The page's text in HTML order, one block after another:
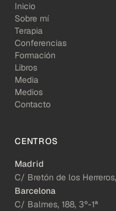
Inicio
Sobre mí
Terapia
Conferencias
Formación
Libros
Media
Medios
Contacto
CENTROS
Madrid
C/ Bretón de los
Barcelona
C/ Balmes, 188, 3º-1ª